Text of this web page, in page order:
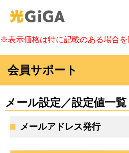
※表示価格は特に記載のある場合を
会員サポート
メール設定／設定値一覧
メールアドレス発行